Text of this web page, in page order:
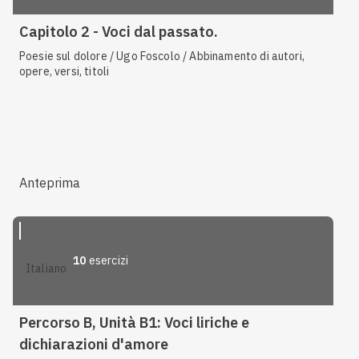
Capitolo 2 - Voci dal passato.
Poesie sul dolore / Ugo Foscolo / Abbinamento di autori,
opere, versi, titoli
Anteprima
italiano
10 esercizi
Percorso B, Unità B1: Voci liriche e
dichiarazioni d'amore